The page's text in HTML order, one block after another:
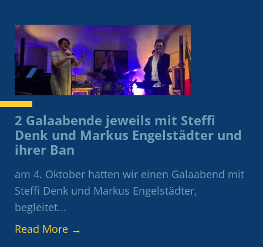
2 Galaabende jeweils mit Steffi
Denk und Markus Engelstädter und
ihrer Ban
am 4. Oktober hatten wir einen Galaabend mit
Steffi Denk und Markus Engelstädter,
begleitet...
Read More →